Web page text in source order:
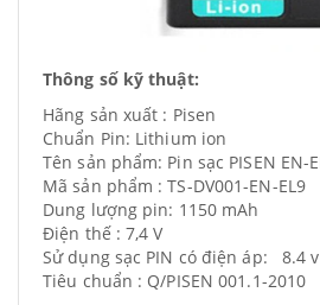
Thông số kỹ thuật:
Hãng sản xuất : Pisen
Chuẩn Pin: Lithium ion
Tên sản phẩm: Pin sạc PISEN EN-
Mã sản phẩm : TS-DV001-EN-EL9
Dung lượng pin: 1150 mAh
Điện thế : 7,4 V
Sử dụng sạc PIN có điện áp: 8.4
Tiêu chuẩn : Q/PISEN 001.1-2010